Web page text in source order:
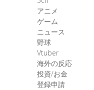
アニメ
ゲーム
ニュース
野球
Vtuber
海外の反応
投資/お金
登録申請